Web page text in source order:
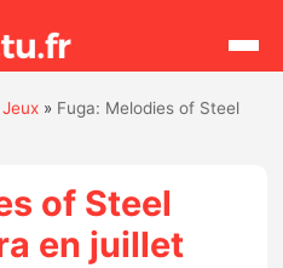
Jeux » Fuga: Melodies of Steel
of Steel
en juillet